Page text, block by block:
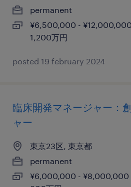
permanent
¥6,500,000 -
1,200万円
posted 19 february 2024
臨床開発マネージャー：
ャー
東京23区, 東京都
permanent
¥6,000,000 - ¥8,000,000